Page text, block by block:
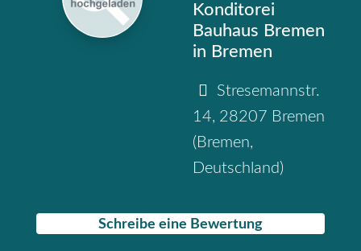
Konditorei
Bauhaus Bremen
in Bremen
Stresemannstr.
14, 28207 Bremen
( Bremen,
Deutschland)
Schreibe eine Bewertung